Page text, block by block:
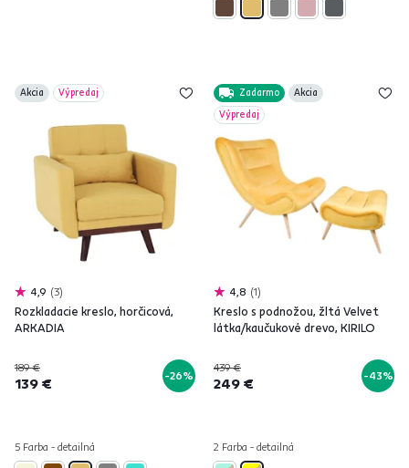
Akcia Výpredaj
4,9 3
Rozkladacie kreslo, horčicová,
ARKADIA
189 €
139 € -26%
5 Farba - detailná
Zadarmo
Akcia
Výpredaj
4,8 1
Kreslo s podnožou, žltá Velvet
látka/kaučukové drevo, KIRILO
439 €
249 € -43%
2 Farba - detailná